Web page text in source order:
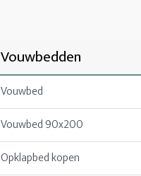
Vouwbedden
Vouwbed
Vouwbed 90x200
Opklapbed kopen